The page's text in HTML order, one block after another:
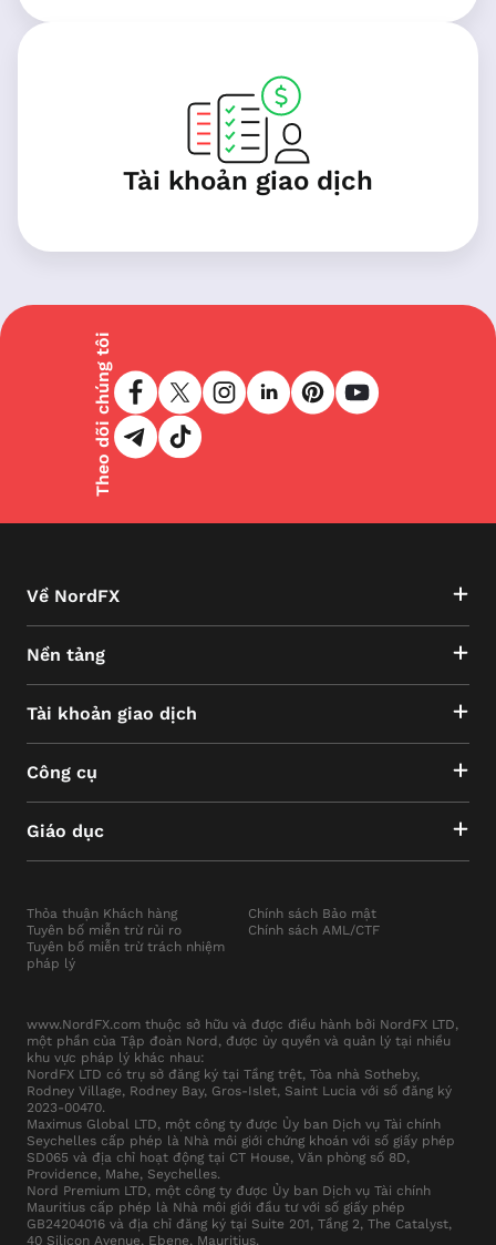
Tài khoản giao dịch
Theo dõi chúng tôi
Về NordFX
Nền tảng
Tài khoản giao dịch
Công cụ
Giáo dục
Thỏa thuận Khách hàng
Tuyên bố miễn trừ rủi ro
Tuyên bố miễn trừ trách nhiệm
pháp lý
Chính sách Bảo mật
Chính sách AML/CTF
www.NordFX.com thuộc sở hữu và được điều hành bởi NordFX LTD,
một phần của Tập đoàn Nord, được ủy quyền và quản lý tại nhiều
khu vực pháp lý khác nhau:
NordFX LTD có trụ sở đăng ký tại Tầng trệt, Tòa nhà Sotheby,
Rodney Village, Rodney Bay, Gros-Islet, Saint Lucia với số đăng ký
2023-00470.
Maximus Global LTD, một công ty được Ủy ban Dịch vụ Tài chính
Seychelles cấp phép là Nhà môi giới chứng khoán với số giấy phép
SD065 và địa chỉ hoạt động tại CT House, Văn phòng số 8D,
Providence, Mahe, Seychelles.
Nord Premium LTD, một công ty được Ủy ban Dịch vụ Tài chính
Mauritius cấp phép là Nhà môi giới đầu tư với số giấy phép
GB24204016 và địa chỉ đăng ký tại Suite 201, Tầng 2, The Catalyst,
40 Silicon Avenue, Ebene, Mauritius.